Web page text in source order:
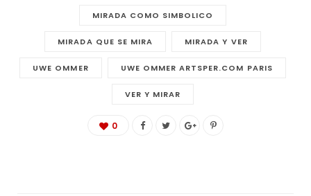
MIRADA COMO SIMBOLICO
MIRADA QUE SE MIRA MIRADA Y VER
UWE OMMER UWE OMMER ARTSPER.COM PARIS
VER Y MIRAR
0